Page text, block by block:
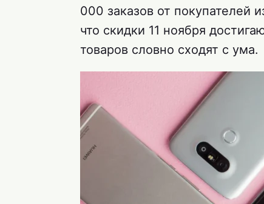
000 заказов от покупателей
что скидки 11 ноября
товаров словно сходят с ума.